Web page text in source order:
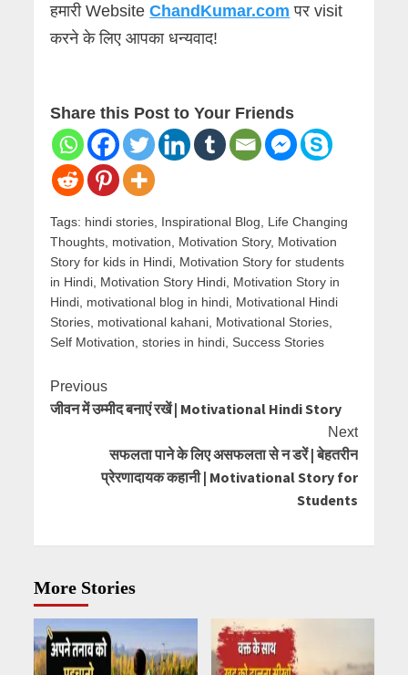
हमारी WebsiteChandKumar.com पर visit
करने के लिए आपका धन्यवाद!
Share this Post to Your Friends
Tags: hindi stories Inspirational Blog
Life Changing
Thoughts motivation Motivation Story, Motivation
Story for kids in Hindi Motivation Story for students
in Hindi Motivation Story Hindi Motivation Story in
Hindi motivational blog in hindi Motivational Hindi
Stories motivational kahani Motivational Stories
Self Motivation ,stories in hindi Success Stories
Continue
Reading
Previous
जीवन में उम्मीद बनाएं रखें | Motivational Hindi Story
Next
सफलता पाने के लिए असफलता से न डरें | बेहतरीन
प्रेरणादायक कहानी | Motivational Story for
Students
More Stories